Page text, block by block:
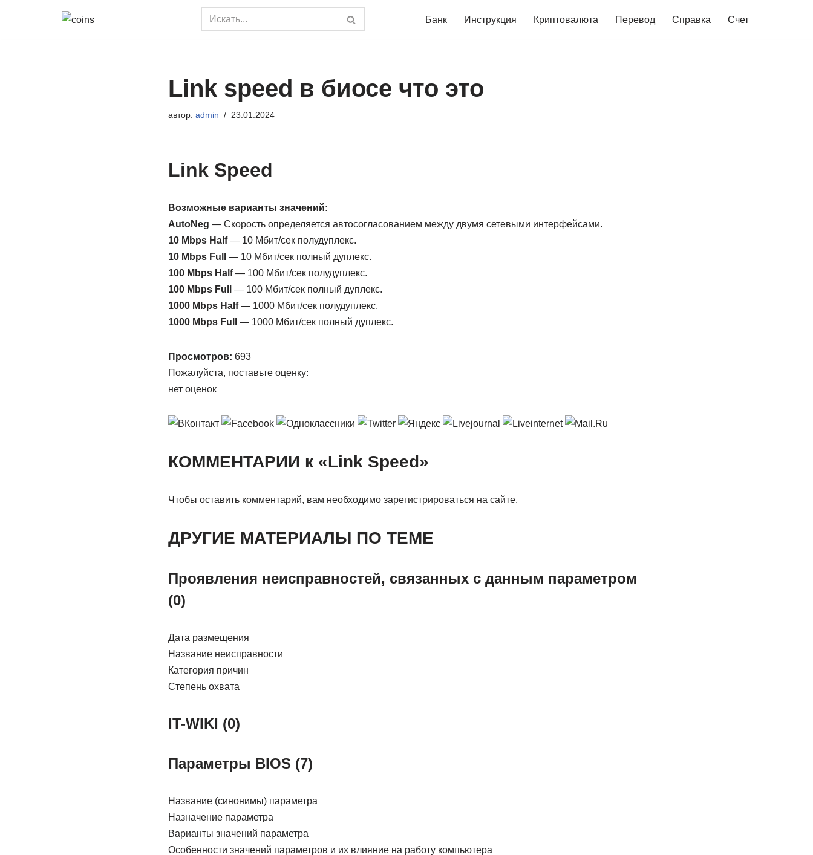
Банк Инструкция Криптовалюта Перевод Справка Счет
Link speed в биосе что это
автор: admin 23.01.2024
Link Speed
Возможные варианты значений:
AutoNeg — Скорость определяется автосогласованием между двумя сетевыми интерфейсами.
10 Mbps Half— 10 Мбит/сек полудуплекс.
10 Mbps Full
— 10 Мбит/сек полный дуплекс.
100 Mbps Half— 100 Мбит/сек полудуплекс.
100 Mbps Full
— 100 Мбит/сек полный дуплекс.
1000 Mbps Half— 1000 Мбит/сек полудуплекс.
1000 Mbps Full
— 1000 Мбит/сек полный дуплекс.
Просмотров: 693
Пожалуйста, поставьте оценку:
нет оценок
КОММЕНТАРИИ к «Link Speed»
Чтобы оставить комментарий, вам необходимо зарегистрироваться на сайте.
ДРУГИЕ МАТЕРИАЛЫ ПО ТЕМЕ
Проявления неисправностей, связанных с данным параметром
(0)
Дата размещения
Название неисправности
Категория причин
Степень охвата
IT-WIKI (0)
Параметры BIOS (7)
Название (синонимы) параметра
Назначение параметра
Варианты значений параметра
Особенности значений параметров и их влияние на работу компьютера